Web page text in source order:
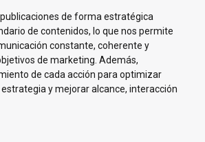
de forma estratégica
de contenidos, lo que nos permite
constante, coherente y
de marketing. Además,
de cada acción para optimizar
y mejorar alcance, interacción